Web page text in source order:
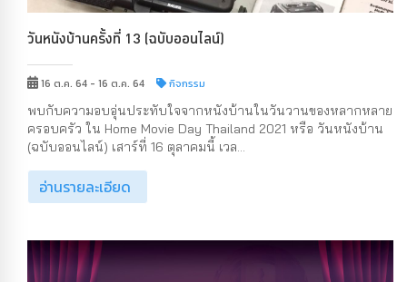
วันหนังบ้านครั้งที่ 13 (ฉบับออนไลน์)
16 ต.ค. 64 - 16 ต.ค. 64 กิจกรรม
พบกับความอบอุ่นประทับใจจากหนังบ้านในวันวานของหลากหลาย
ครอบครัว ใน Home Movie Day Thailand 2021 หรือ วันหนังบ้าน
(ฉบับออนไลน์) เสาร์ที่ 16 ตุลาคมนี้ เวล...
อ่านรายละเอียด